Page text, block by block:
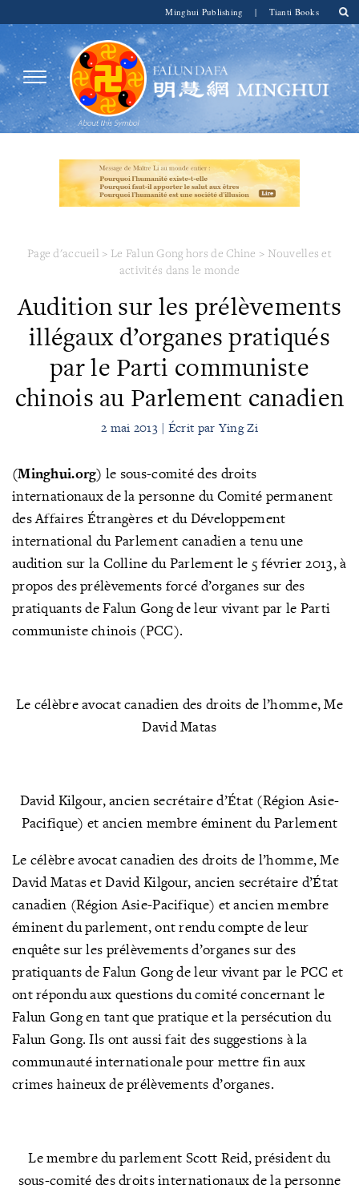
Minghui Publishing | Tianti Books
Page d'accueil > Le Falun Gong hors de Chine > Nouvelles et
activités dans le monde
Audition sur les prélèvements
illégaux d’organes pratiqués
par le Parti communiste
chinois au Parlement canadien
2 mai 2013 | Écrit par Ying Zi
(Minghui.org) le sous-comité des droits
internationaux de la personne du Comité permanent
des Affaires Étrangères et du Développement
international du Parlement canadien a tenu une
audition sur la Colline du Parlement le 5 février 2013, à
propos des prélèvements forcé d’organes sur des
pratiquants de Falun Gong de leur vivant par le Parti
communiste chinois (PCC).
Le célèbre avocat canadien des droits de l’homme, Me
David Matas
David Kilgour, ancien secrétaire d’État (Région Asie-
Pacifique) et ancien membre éminent du Parlement
Le célèbre avocat canadien des droits de l’homme, Me
David Matas et David Kilgour, ancien secrétaire d’État
canadien (Région Asie-Pacifique) et ancien membre
éminent du parlement, ont rendu compte de leur
enquête sur les prélèvements d’organes sur des
pratiquants de Falun Gong de leur vivant par le PCC et
ont répondu aux questions du comité concernant le
Falun Gong en tant que pratique et la persécution du
Falun Gong. Ils ont aussi fait des suggestions à la
communauté internationale pour mettre fin aux
crimes haineux de prélèvements d’organes.
Le membre du parlement Scott Reid, président du
sous-comité des droits internationaux de la personne